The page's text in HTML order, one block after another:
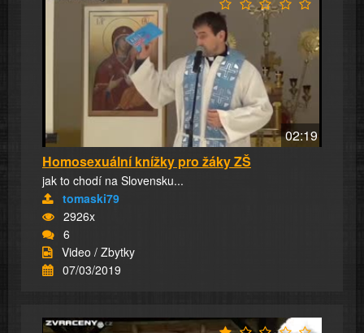
02:19
Homosexuální knížky pro žáky ZŠ
jak to chodí na Slovensku...
tomaski79
2926x
6
Video / Zbytky
07/03/2019